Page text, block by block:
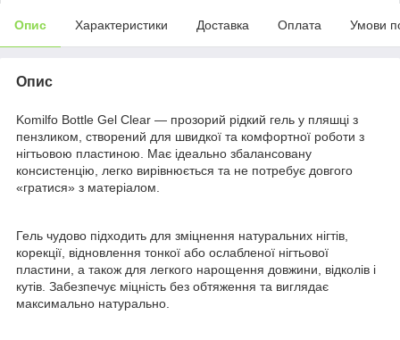
Опис Характеристики Доставка Оплата Умови
Опис
Komilfo Bottle Gel Clear — прозорий рідкий гель у пляшці з
пензликом, створений для швидкої та комфортної роботи з
нігтьовою пластиною. Має ідеально збалансовану
консистенцію, легко вирівнюється та не потребує довгого
«гратися» з матеріалом.
Гель чудово підходить для зміцнення натуральних нігтів,
корекції, відновлення тонкої або ослабленої нігтьової
пластини, а також для легкого нарощення довжини, відколів і
кутів. Забезпечує міцність без обтяження та виглядає
максимально натурально.